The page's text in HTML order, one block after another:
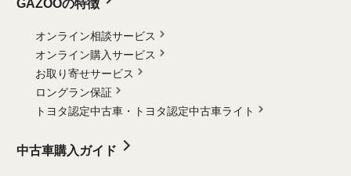
GAZOOの特徴
オンライン相談サービス
オンライン購入サービス
お取り寄せサービス
ロングラン保証
トヨタ認定中古車・
トヨタ認定中古車ライト
中古車購入ガイド